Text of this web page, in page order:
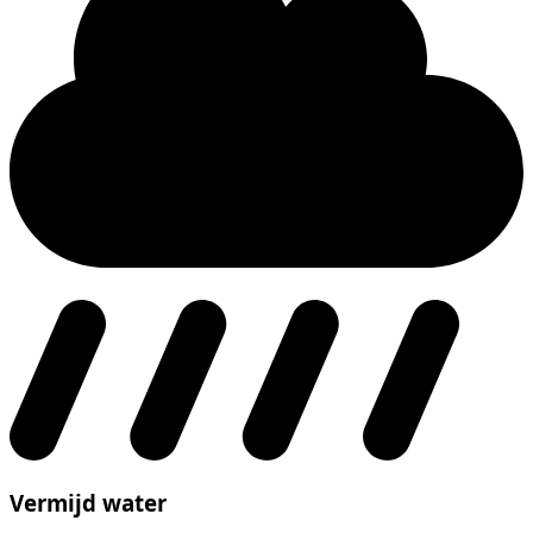
Vermijd water